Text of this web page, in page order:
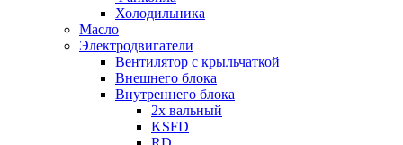
Холодильника
Масло
Электродвигатели
Вентилятор с крыльчаткой
Внешнего блока
Внутреннего блока
2х вальный
KSFD